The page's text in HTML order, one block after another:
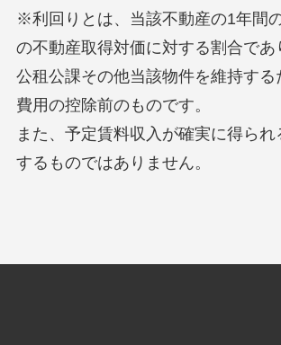
※利回りとは、当該不動産の1年間
の不動産取得対価に対する割合であ
公租公課その他当該物件を維持する
費用の控除前のものです。
また、予定賃料収入が確実に得ら
するものではありません。